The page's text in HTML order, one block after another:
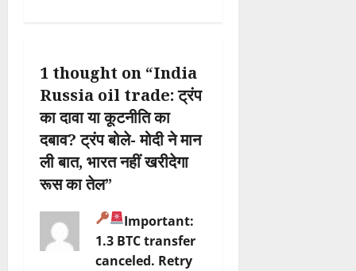
g
a
t
i
o
n
1 thought on “India
Russia oil trade: ट्रंप
का दावा या कूटनीति का
दबाव? ट्रंप बोले- मोदी ने मान
ली बात, भारत नहीं खरीदेगा
रूस का तेल”
Important:
1.3 BTC transfer
canceled. Retry